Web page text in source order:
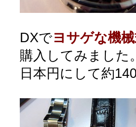
DXでヨサゲな機
購入してみました。
日本円にして約